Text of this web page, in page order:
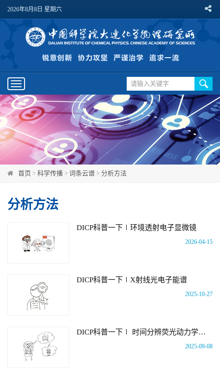
2026年8月8日 星期六
Toggle
navigation
首页 > 科学传播 > 词条云谱 > 分析方法
分析方法
DICP科普一下∣环境透射电子显微镜
2026-04-15
DICP科普一下∣X射线光电子能谱
2025-10-27
DICP科普一下∣ 时间分辨荧光动力学显微成像
2025-09-08